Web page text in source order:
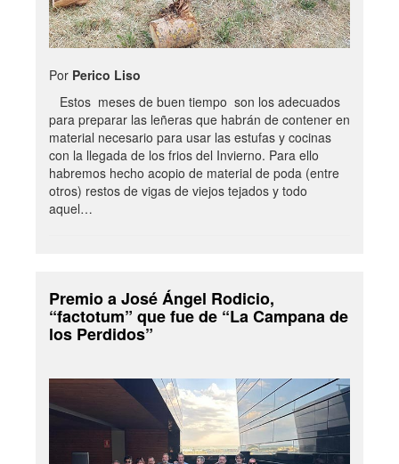
Por Perico Liso
Estos meses de buen tiempo son los adecuados
para preparar las leñeras que habrán de contener en
material necesario para usar las estufas y cocinas
con la llegada de los frios del Invierno. Para ello
habremos hecho acopio de material de poda (entre
otros) restos de vigas de viejos tejados y todo
aquel…
Premio a José Ángel Rodicio,
“factotum” que fue de “La Campana de
los Perdidos”